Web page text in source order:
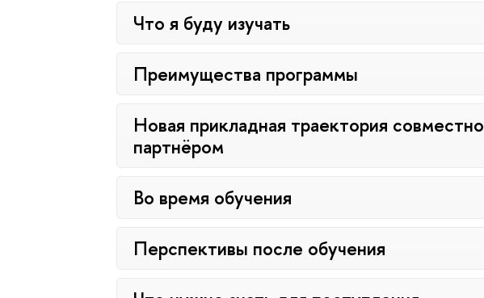
Что я буду изучать
Преимущества программы
Новая прикладная траектория
партнёром
Во время обучения
Перспективы после обучения